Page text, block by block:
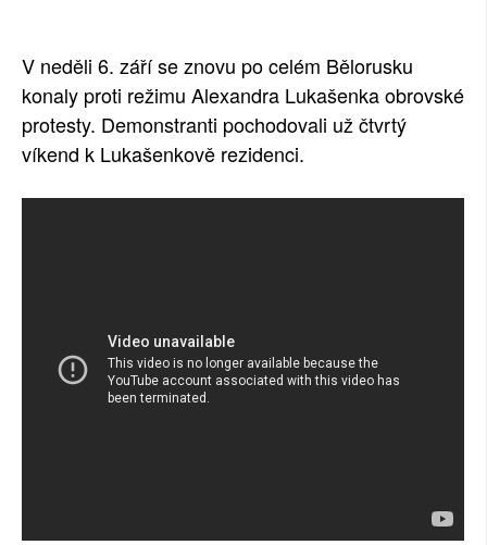
RUBRIKY
PLNÁ VERZE STRÁNEK
V neděli 6. září se znovu po celém Bělorusku
konaly proti režimu Alexandra Lukašenka obrovské
protesty. Demonstranti pochodovali už čtvrtý
víkend k Lukašenkově rezidenci.